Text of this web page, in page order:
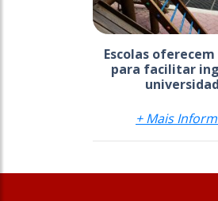
Escolas
para facilitar
+ Mais